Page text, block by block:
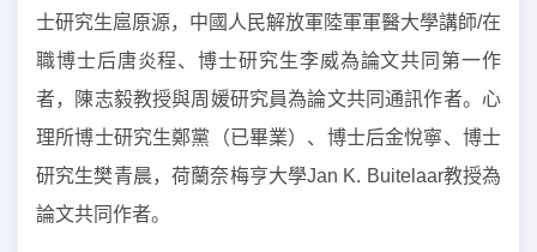
士研究生扈原源，中國人民解放軍陸軍軍醫大學講師/在
職博士后唐炎程、博士研究生李威為論文共同第一作
者，陳志毅教授與周媛研究員為論文共同通訊作者。心
理所博士研究生鄭黨（已畢業）、博士后金悅寧、博士
研究生樊青晨，荷蘭奈梅亨大學Jan K. Buitelaar教授為
論文共同作者。